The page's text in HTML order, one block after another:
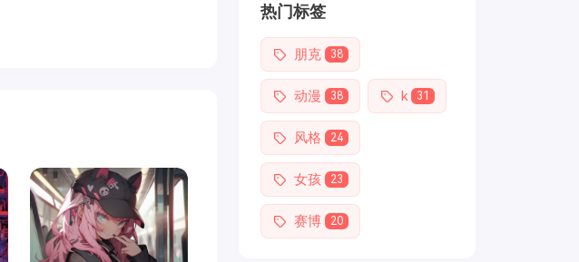
热门标签
朋克 38
动漫 38 k 31
风格 24
女孩 23
赛博 20